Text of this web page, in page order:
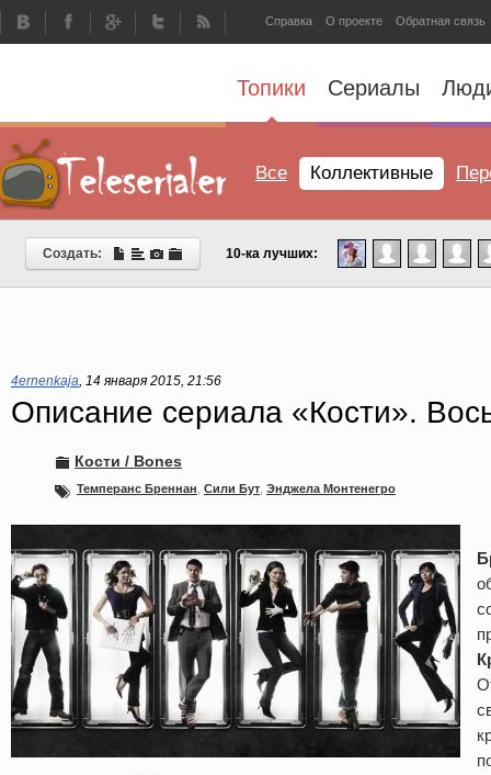
Справка О проекте Обратная связь
Топики Сериалы
Все Коллективные
Создать: 10-ка лучших:
4ernenkaja, 14 января 2015, 21:56
Описание сериала «Кости».
Кости / Bones
Темперанс Бреннан Сили Бут Энджела Монтенегро